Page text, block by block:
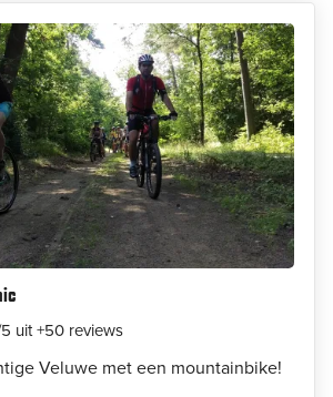
uit +50 reviews
Veluwe met een mountainbike!